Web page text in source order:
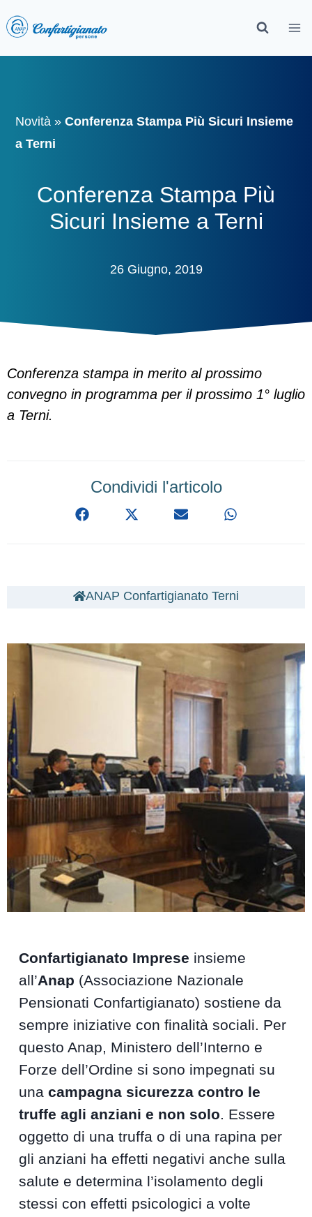
Novità »Conferenza Stampa Più Sicuri Insieme
a Terni
Conferenza Stampa Più
Sicuri Insieme a Terni
26 Giugno, 2019
Conferenza stampa in merito al prossimo
convegno in programma per il prossimo 1° luglio
a Terni.
Condividi l'articolo
ANAP Confartigianato Terni
Confartigianato Imprese insieme
all’Anap (Associazione Nazionale
Pensionati Confartigianato) sostiene da
sempre iniziative con finalità sociali. Per
questo Anap, Ministero dell’Interno e
Forze dell’Ordine si sono impegnati su
unacampagna sicurezza contro le
truffe agli anziani e non solo. Essere
oggetto di una truffa o di una rapina per
gli anziani ha effetti negativi anche sulla
salute e determina l’isolamento degli
stessi con effetti psicologici a volte